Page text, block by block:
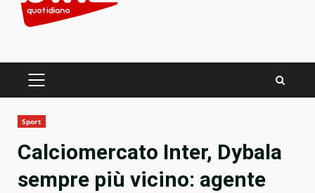
PRIMARY
Sport
Calciomercato Inter, Dybala
sempre più vicino: agente